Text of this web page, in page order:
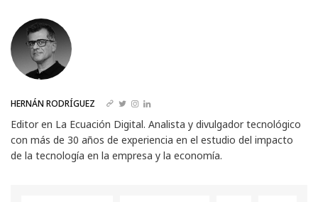
HERNÁN RODRÍGUEZ
Editor en La Ecuación Digital. Analista y divulgador tecnológico
con más de 30 años de experiencia en el estudio del impacto
de la tecnología en la empresa y la economía.